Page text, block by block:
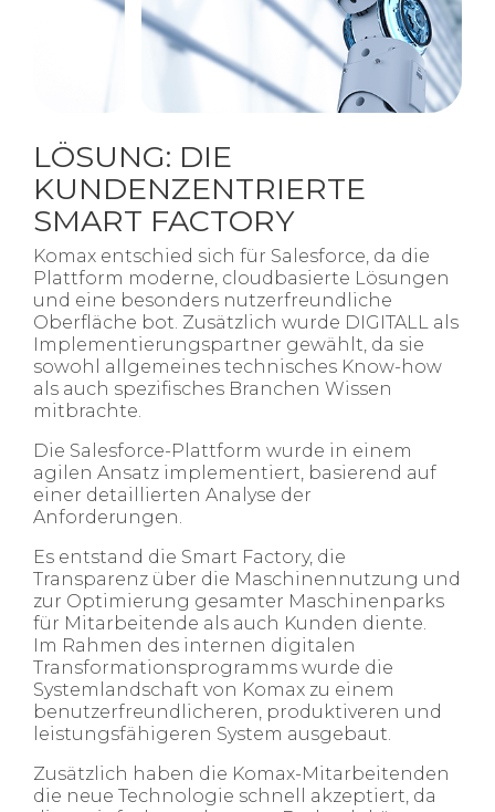
LÖSUNG: DIE
KUNDENZENTRIERTE
SMART FACTORY
Komax entschied sich für Salesforce, da die
Plattform moderne, cloudbasierte Lösungen
und eine besonders nutzerfreundliche
Oberfläche bot. Zusätzlich wurde DIGITALL als
Implementierungspartner gewählt, da sie
sowohl allgemeines technisches Know-how
als auch spezifisches Branchen Wissen
mitbrachte.
Die Salesforce-Plattform wurde in einem
agilen Ansatz implementiert, basierend auf
einer detaillierten Analyse der
Anforderungen.
Es entstand die Smart Factory, die
Transparenz über die Maschinennutzung und
zur Optimierung gesamter Maschinenparks
für Mitarbeitende als auch Kunden diente.
Im Rahmen des internen digitalen
Transformationsprogramms wurde die
Systemlandschaft von Komax zu einem
benutzerfreundlicheren, produktiveren und
leistungsfähigeren System ausgebaut.
Zusätzlich haben die Komax-Mitarbeitenden
die neue Technologie schnell akzeptiert, da